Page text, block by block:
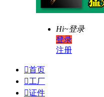
Hi~登录
登录
注册
首页
工厂
证件